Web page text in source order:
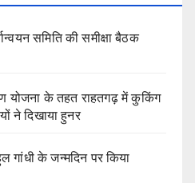
समिति की समीक्षा बैठक
योजना के तहत राहतगढ़ में कुकिंग
ने दिखाया हुनर
गांधी के जन्मदिन पर किया